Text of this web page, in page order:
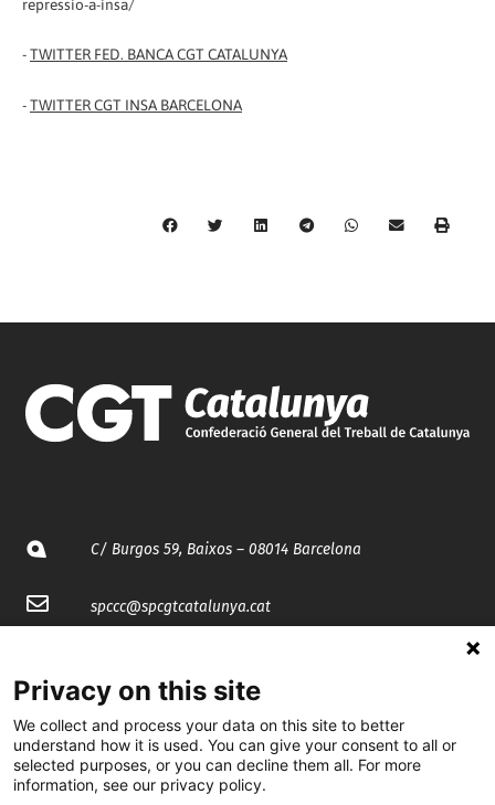
repressio-a-insa/
-TWITTER FED. BANCA CGT CATALUNYA
-TWITTER CGT INSA BARCELONA
C/ Burgos 59, Baixos – 08014 Barcelona
spccc@spcgtcatalunya.cat
@CGTCatalunya
cgtcatalunya
Privacy on this site
We collect and process your data on this site to better
understand how it is used. You can give your consent to all or
selected purposes, or you can decline them all. For more
information, see our privacy policy.